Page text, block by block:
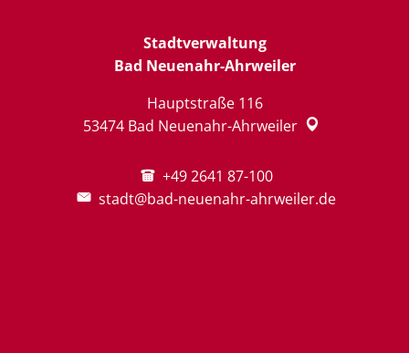
Stadtverwaltung
Bad Neuenahr-Ahrweiler
Hauptstraße 116
53474 Bad Neuenahr-Ahrweiler
+49 2641 87-100
stadt@bad-neuenahr-ahrweiler.de